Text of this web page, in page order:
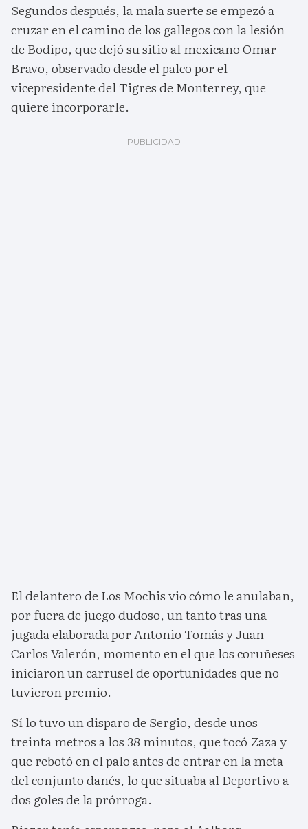
Segundos después, la mala suerte se empezó a
cruzar en el camino de los gallegos con la lesión
de Bodipo, que dejó su sitio al mexicano Omar
Bravo, observado desde el palco por el
vicepresidente del Tigres de Monterrey, que
quiere incorporarle.
El delantero de Los Mochis vio cómo le anulaban,
por fuera de juego dudoso, un tanto tras una
jugada elaborada por Antonio Tomás y Juan
Carlos Valerón, momento en el que los coruñeses
iniciaron un carrusel de oportunidades que no
tuvieron premio.
Sí lo tuvo un disparo de Sergio, desde unos
treinta metros a los 38 minutos, que tocó Zaza y
que rebotó en el palo antes de entrar en la meta
del conjunto danés, lo que situaba al Deportivo a
dos goles de la prórroga.